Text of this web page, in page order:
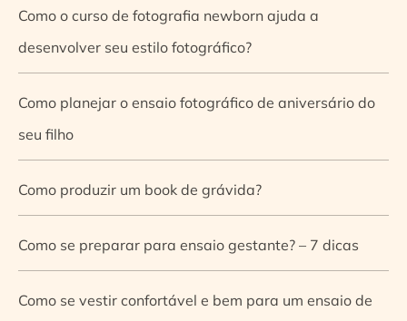
Como o curso de fotografia newborn ajuda a
desenvolver seu estilo fotográfico?
Como planejar o ensaio fotográfico de aniversário do
seu filho
Como produzir um book de grávida?
Como se preparar para ensaio gestante? – 7 dicas
Como se vestir confortável e bem para um ensaio de